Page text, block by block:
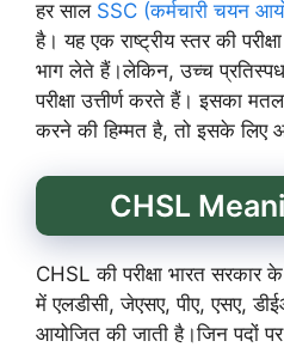
हर साल SSC (कर्मचारी चयन
है। यह एक राष्ट्रीय स्तर की
भाग लेते हैं।लेकिन, उच्च
परीक्षा उत्तीर्ण करते हैं। इसका
करने की हिम्मत है, तो इसके लिए
CHSL
CHSL की परीक्षा भारत सरकार के
में एलडीसी, जेएसए, पीए, एसए,
आयोजित की जाती है।जिन पदों